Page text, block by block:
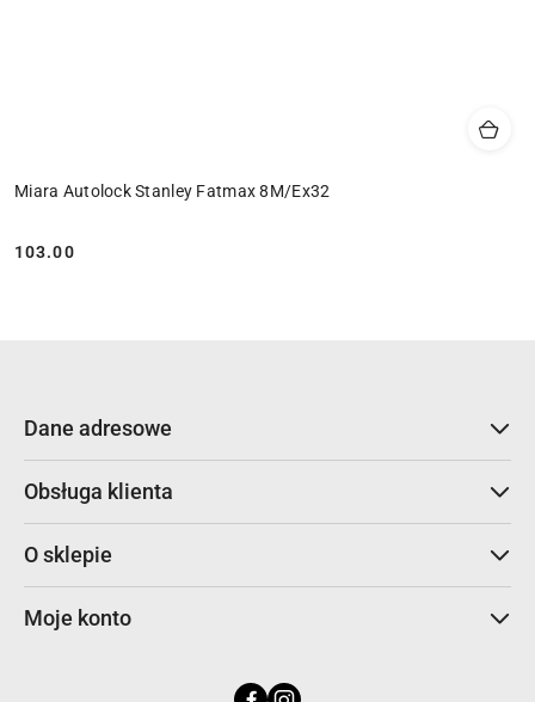
Miara Autolock Stanley Fatmax 8M/Ex32
Cena:
103.00
Dane adresowe
Obsługa klienta
O sklepie
Moje konto